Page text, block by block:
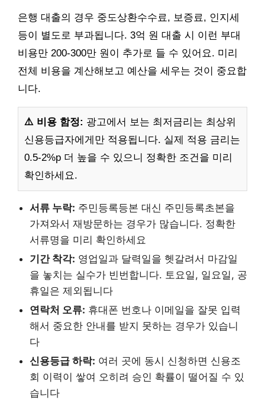
은행 대출의 경우 중도상환수수료, 보증료, 인지세
등이 별도로 부과됩니다. 3억 원 대출 시 이런 부대
비용만 200-300만 원이 추가로 들 수 있어요. 미리
전체 비용을 계산해보고 예산을 세우는 것이 중요합
니다.
⚠️ 비용 함정: 광고에서 보는 최저금리는 최상위
신용등급자에게만 적용됩니다. 실제 적용 금리는
0.5-2%p 더 높을 수 있으니 정확한 조건을 미리
확인하세요.
서류 누락: 주민등록등본 대신 주민등록초본을
가져와서 재방문하는 경우가 많습니다. 정확한
서류명을 미리 확인하세요
기간 착각: 영업일과 달력일을 헷갈려서 마감일
을 놓치는 실수가 빈번합니다. 토요일, 일요일, 공
휴일은 제외됩니다
연락처 오류: 휴대폰 번호나 이메일을 잘못 입력
해서 중요한 안내를 받지 못하는 경우가 있습니
다
신용등급 하락: 여러 곳에 동시 신청하면 신용조
회 이력이 쌓여 오히려 승인 확률이 떨어질 수 있
습니다